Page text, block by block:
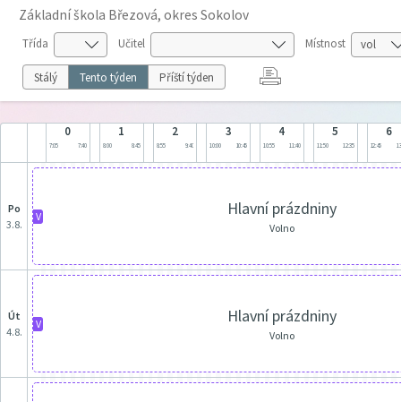
Základní škola Březová, okres Sokolov
Třída Učitel Místnost
Stálý Tento týden Příští týden
0
7:05 7:40
1
8:00 8:45
2
8:55 9:40
3
10:00 10:45
4
10:55 11:40
5
11:50 12:35
6
12:45
po
3.8.
V Hlavní prázdniny
Volno
út
4.8.
V Hlavní prázdniny
Volno